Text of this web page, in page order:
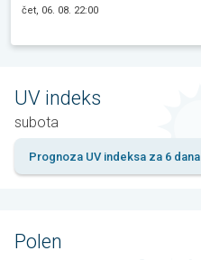
čet, 06. 08. 22:00
UV indeks
subota
Prognoza UV indeksa za 6 dana
Polen